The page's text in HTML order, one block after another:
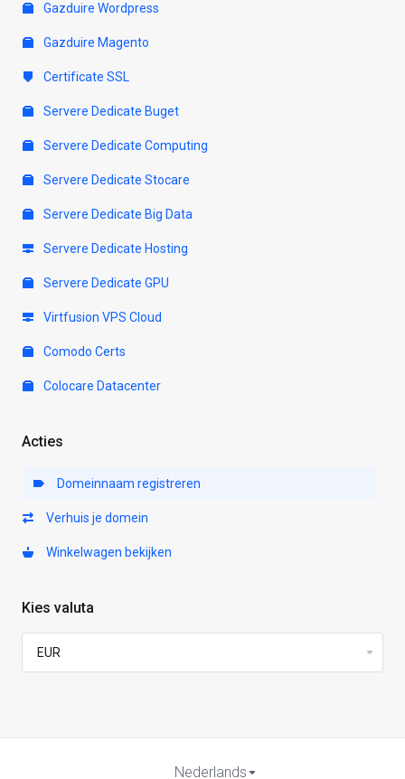
Gazduire Wordpress
Gazduire Magento
Certificate SSL
Servere Dedicate Buget
Servere Dedicate Computing
Servere Dedicate Stocare
Servere Dedicate Big Data
Servere Dedicate Hosting
Servere Dedicate GPU
Virtfusion VPS Cloud
Comodo Certs
Colocare Datacenter
Acties
Domeinnaam registreren
Verhuis je domein
Winkelwagen bekijken
Kies valuta
Nederlands